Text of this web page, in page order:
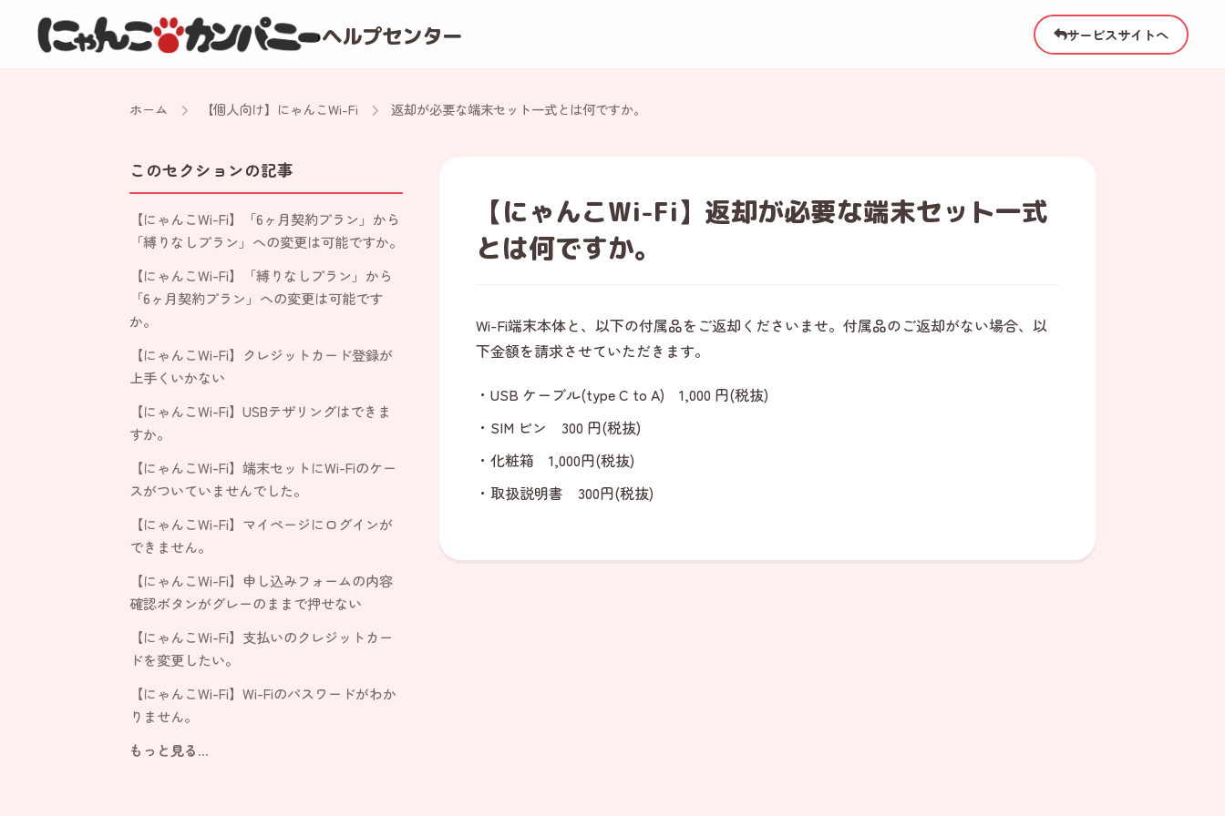
ヘルプセンター サービスサイトへ
ホーム 【個人向け】にゃんこWi-Fi 返却が必要な端末セット一式とは何ですか。
このセクションの記事
【にゃんこWi-Fi】「6ヶ月契約プラン」から
「縛りなしプラン」への変更は可能ですか。
【にゃんこWi-Fi】「縛りなしプラン」から
「6ヶ月契約プラン」への変更は可能です
か。
【にゃんこWi-Fi】クレジットカード登録が
上手くいかない
【にゃんこWi-Fi】USBテザリングはできま
すか。
【にゃんこWi-Fi】端末セットにWi-Fiのケー
スがついていませんでした。
【にゃんこWi-Fi】マイページにログインが
できません。
【にゃんこWi-Fi】申し込みフォームの内容
確認ボタンがグレーのままで押せない
【にゃんこWi-Fi】支払いのクレジットカー
ドを変更したい。
【にゃんこWi-Fi】Wi-Fiのパスワードがわか
りません。
もっと見る...
【にゃんこWi-Fi】返却が必要な端末セット一式
とは何ですか。
Wi-Fi端末本体と、以下の付属品をご返却くださいませ。付属品のご返却がない場合、以
下金額を請求させていただきます。
・USB ケーブル(type C to A) 1,000 円(税抜)
・SIM ピン 300 円(税抜)
・化粧箱 1,000円(税抜)
・取扱説明書 300円(税抜)